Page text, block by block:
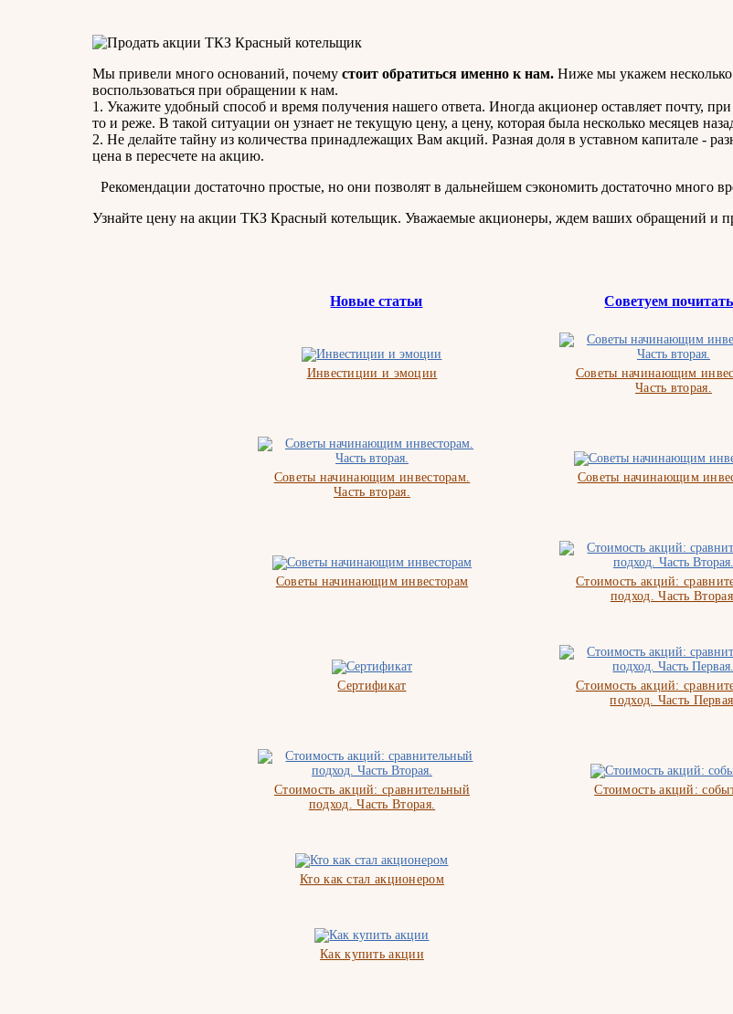
Мы привели много оснований, почему стоит обратиться именно к нам.Ниже мы укажем несколько
воспользоваться при обращении к нам.
1. Укажите удобный способ и время получения нашего ответа. Иногда акционер оставляет почту, при
то и реже. В такой ситуации он узнает не текущую цену, а цену, которая была несколько месяцев
2. Не делайте тайну из количества принадлежащих Вам акций. Разная доля в уставном капитале -
цена в пересчете на акцию.
Рекомендации достаточно простые, но они позволят в дальнейшем сэкономить достаточно много
Узнайте цену на акции ТКЗ Красный котельщик. Уважаемые акционеры, ждем ваших обращений и
Новые статьи Советуем почитать
Инвестиции и эмоции
Советы начинающим
Часть вторая.
Советы начинающим инвесторам.
Часть вторая.
Советы начинающим
Советы начинающим инвесторам
Стоимость акций:
подход. Часть Вторая.
Сертификат
Стоимость акций:
подход. Часть Первая.
Стоимость акций: сравнительный
подход. Часть Вторая.
Стоимость акций:
Кто как стал акционером
Как купить акции